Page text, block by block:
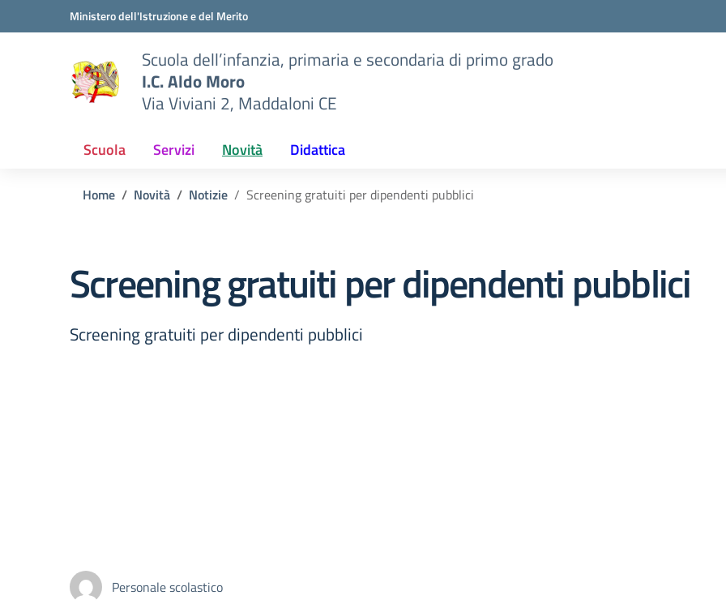
Vai ai contenuti
Vai al menu di navigazioneMinistero dell'Istruzione e del Merito
Scuola dell’infanzia, primaria e secondaria di primo grado
I.C. Aldo Moro
Via Viviani 2, Maddaloni CE
Scuola Servizi Novità Didattica
Home Novità Notizie Screening gratuiti per dipendenti pubblici
Screening gratuiti per dipendenti pubblici
Screening gratuiti per dipendenti pubblici
Personale scolastico